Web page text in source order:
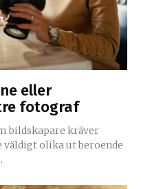
eller
fotograf
bildskapare kräver
väldigt olika ut beroende